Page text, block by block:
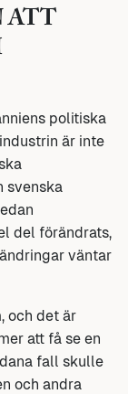
ATT
politiska
är inte
svenska
del förändrats,
väntar
och det är
att få se en
fall skulle
och andra